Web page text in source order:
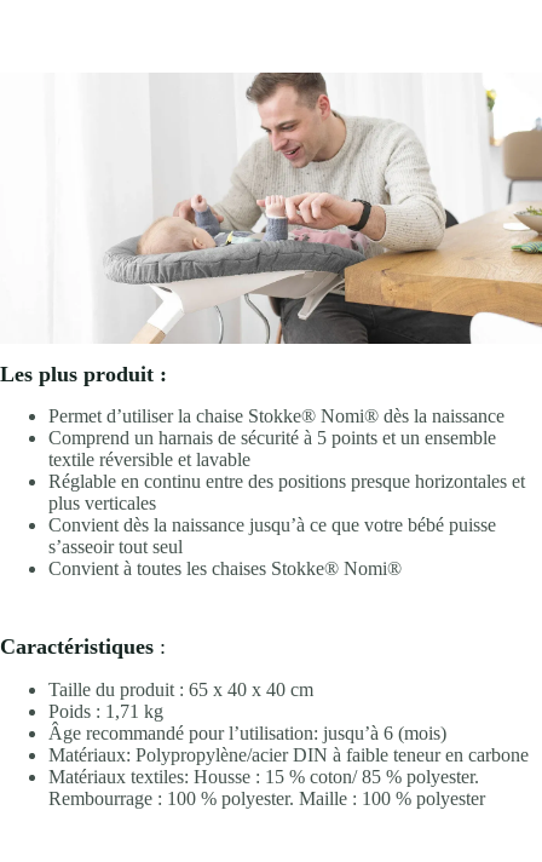
Les plus produit :
Permet d’utiliser la chaise Stokke® Nomi® dès la naissance
Comprend un harnais de sécurité à 5 points et un ensemble
textile réversible et lavable
Réglable en continu entre des positions presque horizontales et
plus verticales
Convient dès la naissance jusqu’à ce que votre bébé puisse
s’asseoir tout seul
Convient à toutes les chaises Stokke® Nomi®
Caractéristiques :
Taille du produit : 65 x 40 x 40 cm
Poids : 1,71 kg
Âge recommandé pour l’utilisation: jusqu’à 6 (mois)
Matériaux: Polypropylène/acier DIN à faible teneur en carbone
Matériaux textiles: Housse : 15 % coton/ 85 % polyester.
Rembourrage : 100 % polyester. Maille : 100 % polyester